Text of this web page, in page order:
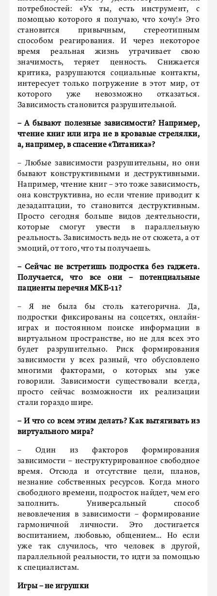
потребностей: «Ух ты, есть инструмент, с
помощью которого я получаю, что хочу!» Это
становится привычным, стереотипным
способом реагирования. И через некоторое
время реальная жизнь утрачивает свою
значимость, теряет ценность. Снижается
критика, разрушаются социальные контакты,
интересует только погружение в этот мир, от
которого уже невозможно отказаться.
Зависимость становится разрушительной.
– А бывают полезные зависимости? Например,
чтение книг или игра не в кровавые стрелялки,
а, например, в спасение «Титаника»?
– Любые зависимости разрушительны, но они
бывают конструктивными и деструктивными.
Например, чтение книг – это тоже зависимость,
она конструктивна, но если чтение приводит к
дезадаптации, то становится деструктивным.
Просто сегодня больше видов деятельности,
которые смогут увести в параллельную
реальность. Зависимость ведь не от сюжета, а от
эмоций, от того, что ты получаешь.
– Сейчас не встретишь подростка без гаджета.
Получается, что все они – потенциальные
пациенты перечня МКБ-11?
– Я не была бы столь категорична. Да,
подростки фиксированы на соцсетях, онлайн-
играх и постоянном поиске информации в
виртуальном пространстве, но не для всех это
будет разрушительно. Риск формирования
зависимости у всех разный, что обусловлено
многими факторами, о которых мы уже
говорили. Зависимости существовали всегда,
просто сейчас возможности их реализации
стали гораздо шире.
– И что со всем этим делать? Как вытягивать из
виртуального мира?
– Один из факторов формирования
зависимости – неструктурированное свободное
время. Отсюда и отсутствие цели, планов,
незнание собственных ресурсов. Когда много
свободного времени, подросток найдет, чем его
заполнить. Универсальный способ
невовлечения в зависимости – формирование
гармоничной личности. Это достигается
воспитанием, любовью, общением… Но если
уже так случилось, что человек в другой,
параллельной реальности, то идти за помощью
к специалистам.
Игры – не игрушки